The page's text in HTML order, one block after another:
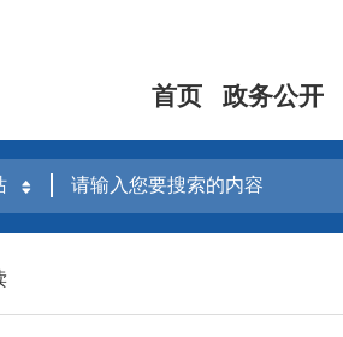
首页 政务公开